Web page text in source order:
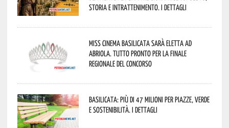
storia e intrattenimento. I dettagli
Miss Cinema Basilicata sarà eletta ad
Abriola. Tutto pronto per la finale
regionale del concorso
Basilicata: più di 47 milioni per piazze, verde
e sostenibilità. I dettagli